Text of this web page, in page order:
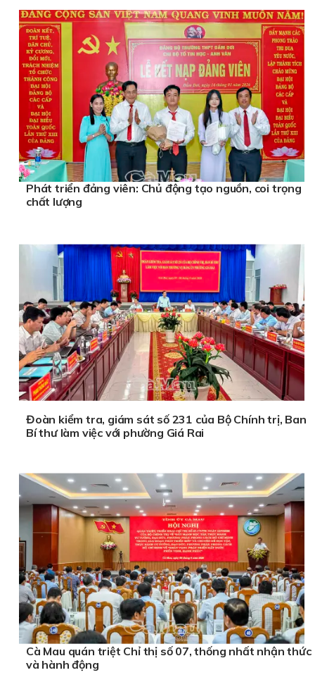
Phát triển đảng viên: Chủ động tạo nguồn, coi trọng
chất lượng
Đoàn kiểm tra, giám sát số 231 của Bộ Chính trị, Ban
Bí thư làm việc với phường Giá Rai
Cà Mau quán triệt Chỉ thị số 07, thống nhất nhận thức
và hành động